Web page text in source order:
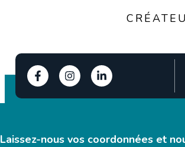
Laissez-nous vos coordonnées et